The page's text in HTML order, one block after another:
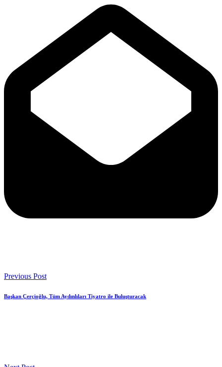
Previous Post
Başkan Çerçioğlu, Tüm Aydınlıları Tiyatro ile Buluşturacak